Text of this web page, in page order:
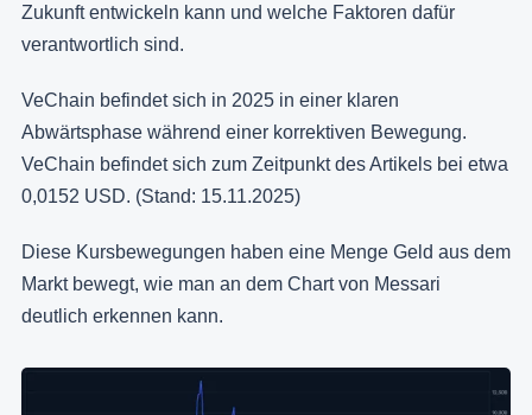
Zukunft entwickeln kann und welche Faktoren dafür
verantwortlich sind.
VeChain befindet sich in 2025 in einer klaren
Abwärtsphase während einer korrektiven Bewegung.
VeChain befindet sich zum Zeitpunkt des Artikels bei etwa
0,0152 USD. (Stand: 15.11.2025)
Diese Kursbewegungen haben eine Menge Geld aus dem
Markt bewegt, wie man an dem Chart von Messari
deutlich erkennen kann.